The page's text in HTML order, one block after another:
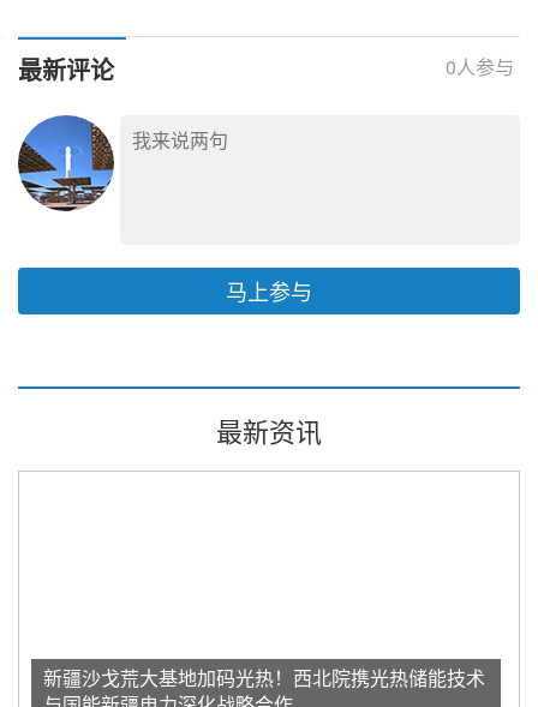
目中标结果公示
最新评论 0人参与
马上参与
最新资讯
新疆沙戈荒大基地加码光热！西北院携光热储能技术